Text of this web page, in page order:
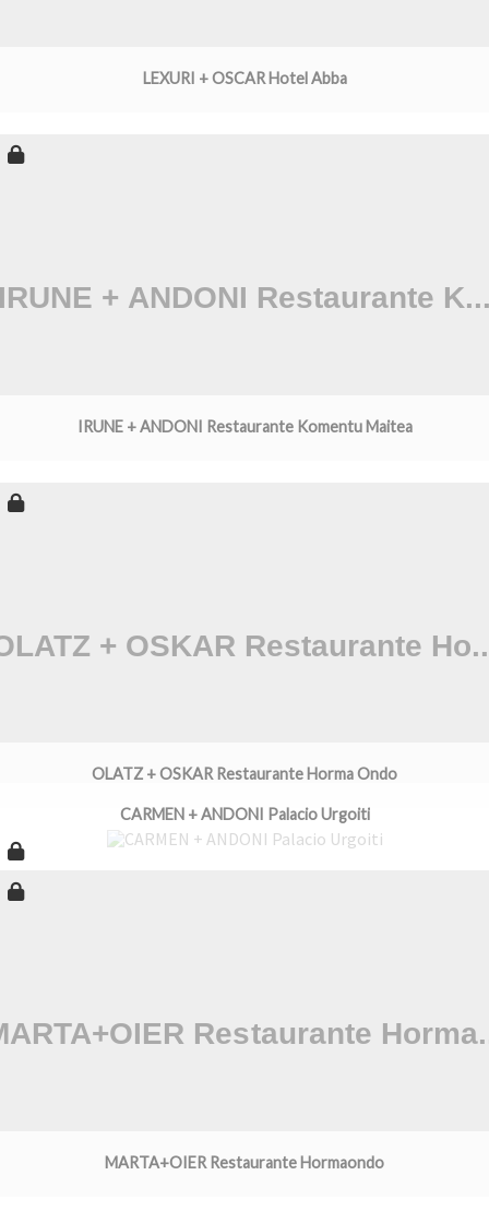
LEXURI + OSCAR Hotel Abba
IRUNE + ANDONI Restaurante Komentu Maitea
OLATZ + OSKAR Restaurante Horma Ondo
CARMEN + ANDONI Palacio Urgoiti
MARTA+OIER Restaurante Hormaondo